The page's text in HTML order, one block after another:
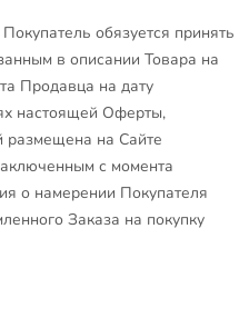
обязуется принять
в описании Товара на
Продавца на дату
настоящей Оферты,
размещена на Сайте
с момента
о намерении Покупателя
Заказа на покупку